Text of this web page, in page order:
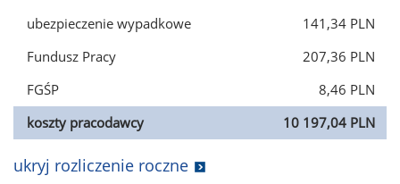
ubezpieczenie wypadkowe
141,34 PLN
Fundusz Pracy
207,36 PLN
FGŚP
8,46 PLN
koszty pracodawcy
10 197,04 PLN
ukryj rozliczenie roczne